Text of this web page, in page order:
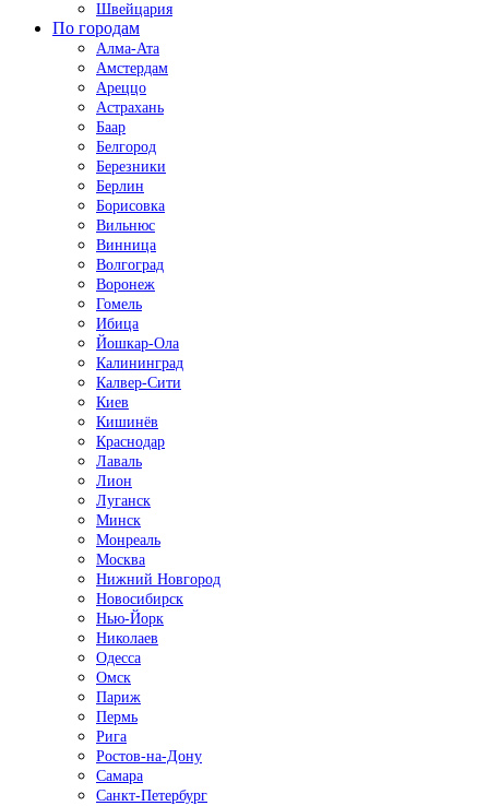
Швейцария
По городам
Алма-Ата
Амстердам
Ареццо
Астрахань
Баар
Белгород
Березники
Берлин
Борисовка
Вильнюс
Винница
Волгоград
Воронеж
Гомель
Ибица
Йошкар-Ола
Калининград
Калвер-Сити
Киев
Кишинёв
Краснодар
Лаваль
Лион
Луганск
Минск
Монреаль
Москва
Нижний Новгород
Новосибирск
Нью-Йорк
Николаев
Одесса
Омск
Париж
Пермь
Рига
Ростов-на-Дону
Самара
Санкт-Петербург